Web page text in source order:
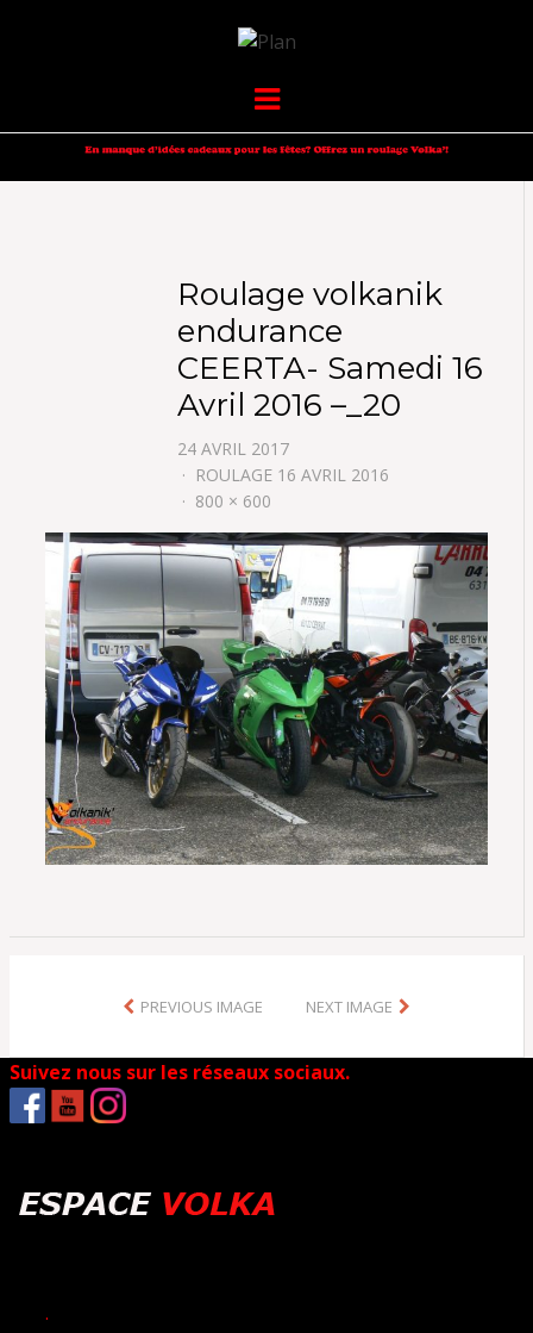
VOLKANIK-
ENDURANCE
Menu
Roulage volkanik
endurance
CEERTA- Samedi 16
Avril 2016 –_20
24 AVRIL 2017
ROULAGE 16 AVRIL 2016
800 × 600
PREVIOUS IMAGE NEXT IMAGE
Suivez nous sur les réseaux sociaux.
.